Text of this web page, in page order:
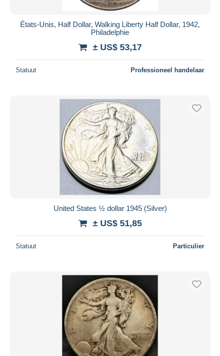
États-Unis, Half Dollar, Walking Liberty Half Dollar, 1942,
Philadelphie
± US$ 53,17
Statuut Professioneel handelaar
United States ½ dollar 1945 (Silver)
± US$ 51,85
Statuut Particulier